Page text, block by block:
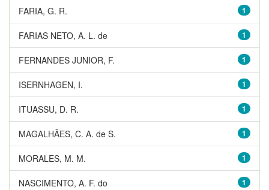
1
FARIA, G. R.
1
FARIAS NETO, A. L. de
1
FERNANDES JUNIOR, F.
1
ISERNHAGEN, I.
1
ITUASSU, D. R.
1
MAGALHÃES, C. A. de S.
1
MORALES, M. M.
1
NASCIMENTO, A. F. do